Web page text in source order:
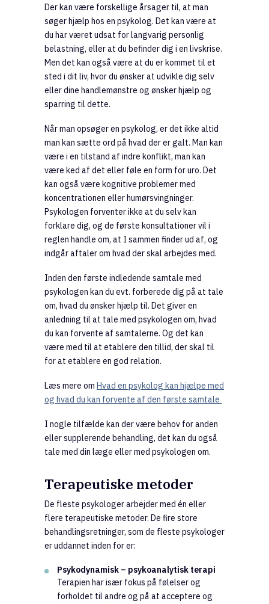
Der kan være forskellige årsager til, at man
søger hjælp hos en psykolog. Det kan være at
du har været udsat for langvarig personlig
belastning, eller at du befinder dig i en livskrise.
Men det kan også være at du er kommet til et
sted i dit liv, hvor du ønsker at udvikle dig selv
eller dine handlemønstre og ønsker hjælp og
sparring til dette.
Når man opsøger en psykolog, er det ikke altid
man kan sætte ord på hvad der er galt. Man kan
være i en tilstand af indre konflikt, man kan
være ked af det eller føle en form for uro. Det
kan også være kognitive problemer med
koncentrationen eller humørsvingninger.
Psykologen forventer ikke at du selv kan
forklare dig, og de første konsultationer vil i
reglen handle om, at I sammen finder ud af, og
indgår aftaler om hvad der skal arbejdes med.
Inden den første indledende samtale med
psykologen kan du evt. forberede dig på at tale
om, hvad du ønsker hjælp til. Det giver en
anledning til at tale med psykologen om, hvad
du kan forvente af samtalerne. Og det kan
være med til at etablere den tillid, der skal til
for at etablere en god relation.
Læs mere om Hvad en psykolog kan hjælpe med
og hvad du kan forvente af den første samtale
I nogle tilfælde kan der være behov for anden
eller supplerende behandling, det kan du også
tale med din læge eller med psykologen om.
Terapeutiske metoder
De fleste psykologer arbejder med én eller
flere terapeutiske metoder. De fire store
behandlingsretninger, som de fleste psykologer
er uddannet inden for er:
Psykodynamisk – psykoanalytisk terapi
Terapien har især fokus på følelser og
forholdet til andre og på at acceptere og